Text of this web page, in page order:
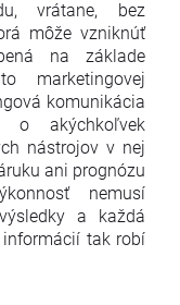
vrátane, bez
môže vzniknúť
na základe
marketingovej
komunikácia
o akýchkoľvek
nástrojov v nej
ani prognózu
nemusí
a každá
tak robí